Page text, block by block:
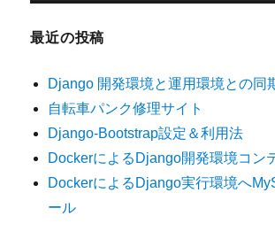
最近の投稿
Django 開発環境と運用環境との同
自転車パンク修理サイト
Django-Bootstrap設定＆利用法
DockerによるDjango開発環境コン
DockerによるDjango実行環境へ
ール